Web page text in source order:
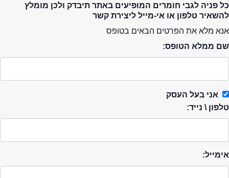
כל פניה לגבי חומרים המופיעים באתר תיבדק ולכן מומלץ
להשאיר טלפון או אי-מייל ליצירת קשר
אנא מלא את הפרטים הבאים בטופס
שם ממלא הטופס:
אני בעל העסק
טלפון \ נייד:
אימייל: